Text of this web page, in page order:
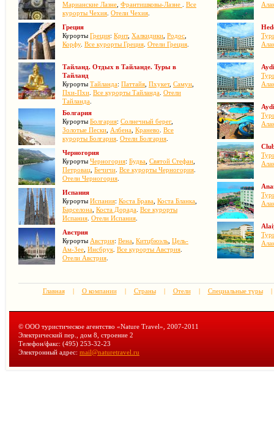
Марианские Лазне Франтишковы-Лазне
Все
курорты Чехия Отели Чехия
Греция
Курорты Греция: Крит, Халкидики Родос
Корфу. Все курорты Греция Отели Греция
Тайланд. Отдых в Тайланде. Туры в
Тайланд
Курорты Тайланда: Паттайя Пхукет, Самуи
Пхи-Пхи Все курорты Тайланда Отели
Тайланда
Болгария
Курорты Болгария: Солнечный берег,
Золотые Пески Албена Кранево Все
курорты Болгария Отели Болгария
Черногория
Курорты Черногория: Будва Святой Стефан
Петровац Бечичи Все курорты Черногория
Отели Черногория
Испания
Курорты Испания: Коста Брава Коста Бланка
Барселона Коста Дорада Все курорты
Испания Отели Испания
Австрия
Курорты Австрия: Вена Китцбюэль Цель-
Ам-Зее Инсбрук Все курорты Австрия
Отели Австрия
Главная | О компании | Страны | Отели | Специальные туры |
© ООО туристическое агентство «Nature Travel», 2007-2011
Электрический пер., дом 8, строение 2
Телефон/факс: (495) 253-32-23
Электронный адрес: mail@naturetravel.ru